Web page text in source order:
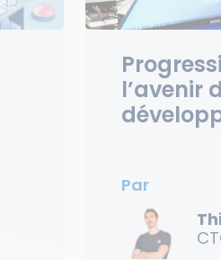
l’avenir
Par